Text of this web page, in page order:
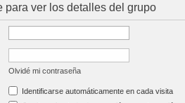
para ver los detalles del grupo
Olvidé mi contraseña
Identificarse automáticamente en cada visita